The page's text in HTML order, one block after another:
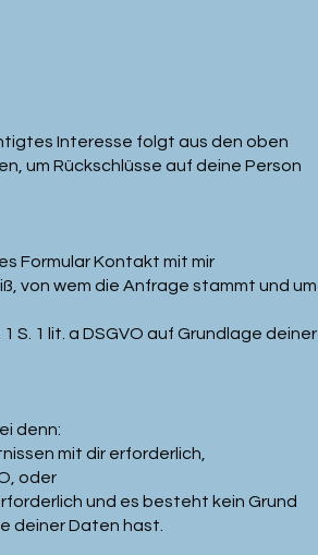
Interesse folgt aus den oben
um Rückschlüsse auf deine Person
Formular Kontakt mit mir
von wem die Anfrage stammt und um
1 lit. a DSGVO auf Grundlage deiner
denn:
mit dir erforderlich,
oder
und es besteht kein Grund
deiner Daten hast.